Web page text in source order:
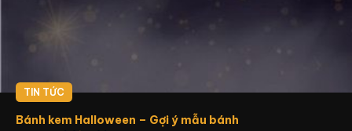
TIN TỨC
Bánh kem Halloween – Gợi ý mẫu bánh